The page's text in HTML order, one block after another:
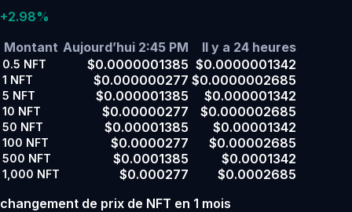
+2.98%
Montant Aujourd’hui 2:45 PM Il y a 24 heures
0.5 NFT $0.0000001385 $0.0000001342
1 NFT $0.000000277 $0.0000002685
5 NFT $0.000001385 $0.000001342
10 NFT $0.00000277 $0.000002685
50 NFT $0.00001385 $0.00001342
100 NFT $0.0000277 $0.00002685
500 NFT $0.0001385 $0.0001342
1,000 NFT $0.000277
$0.0002685
changement de prix de NFT en 1 mois